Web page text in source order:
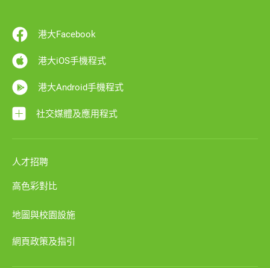
港大Facebook
港大iOS手機程式
港大Android手機程式
社交媒體及應用程式
人才招聘
高色彩對比
地圖與校園設施
網頁政策及指引